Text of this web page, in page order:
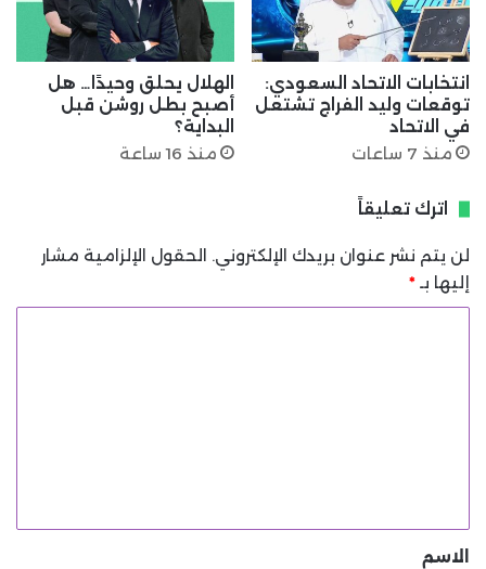
انتخابات الاتحاد السعودي:
توقعات وليد الفراج تشتعل
في الاتحاد
منذ 7 ساعات
الهلال يحلق وحيدًا… هل
أصبح بطل روشن قبل
البداية؟
منذ 16 ساعة
اترك تعليقاً
لن يتم نشر عنوان بريدك الإلكتروني. الحقول الإلزامية مشار
إليها بـ *
*الاسم